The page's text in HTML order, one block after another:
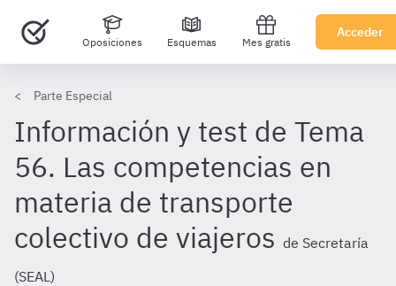
Oposiciones Esquemas Mes gratis
Acceder
Parte Especial
Información y test de Tema
56. Las competencias en
materia de transporte
colectivo de viajeros de Secretaría
(SEAL)